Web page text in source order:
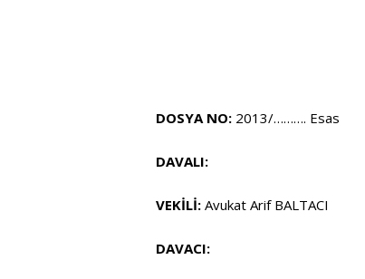
DOSYA NO: 2013/………. Esas
DAVALI:
VEKİLİ: Avukat Arif BALTACI
DAVACI: